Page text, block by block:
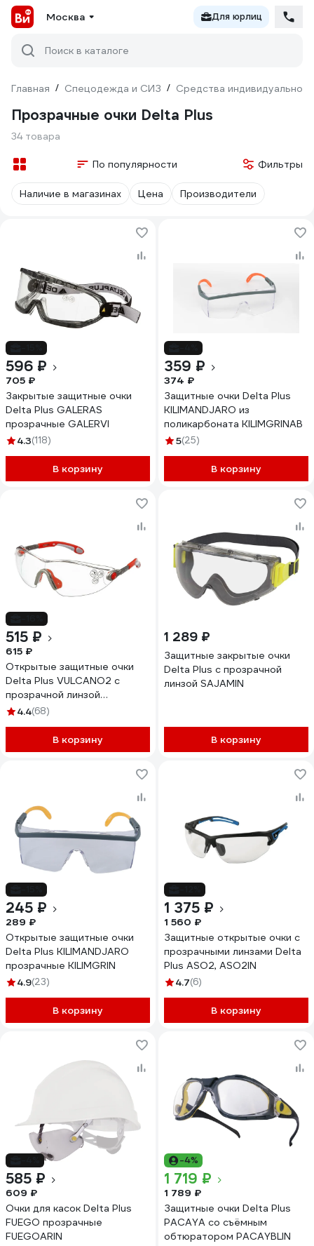
Москва Для юрлиц
Поиск в каталоге
Главная / Спецодежда и СИЗ / Средства индивидуальной
Прозрачные очки Delta Plus
34 товара
По популярности Фильтры
Наличие в магазинах Цена Производители
596 ₽
705 ₽
Закрытые защитные очки
Delta Plus GALERAS
прозрачные GALERVI
4.3(118)
В корзину
359 ₽
374 ₽
Защитные очки Delta Plus
KILIMANDJARO из
поликарбоната KILIMGRINAB
5(25)
В корзину
515 ₽
615 ₽
Открытые защитные очки
Delta Plus VULCANO2 с
прозрачной линзой
VULC2ORIN
4.4(68)
В корзину
1 289 ₽
Защитные закрытые очки
Delta Plus с прозрачной
линзой SAJAMIN
В корзину
245 ₽
289 ₽
Открытые защитные очки
Delta Plus KILIMANDJARO
прозрачные KILIMGRIN
4.9(23)
В корзину
1 375 ₽
1 560 ₽
Защитные открытые очки с
прозрачными линзами Delta
Plus ASO2, ASO2IN
4.7(6)
В корзину
585 ₽
609 ₽
Очки для касок Delta Plus
FUEGO прозрачные
FUEGOARIN
-4%
1 719 ₽
1 789 ₽
Защитные очки Delta Plus
PACAYA со съёмным
обтюратором PACAYBLIN